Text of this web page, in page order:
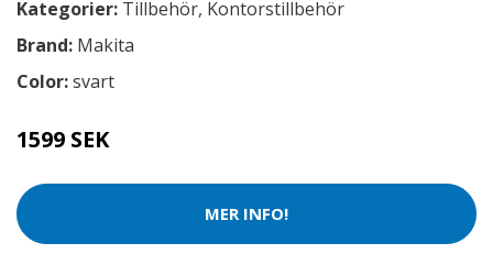
Kategorier: Tillbehör, Kontorstillbehör
Brand: Makita
Color:svart
1599 SEK
MER INFO!